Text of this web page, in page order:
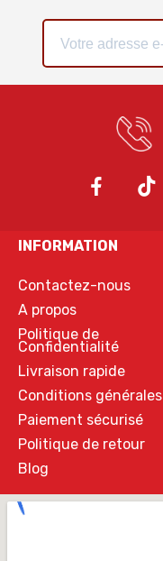
INFORMATION
Contactez-nous
A propos
Politique de
Confidentialité
Livraison rapide
Conditions générales
Paiement sécurisé
Politique de retour
Blog